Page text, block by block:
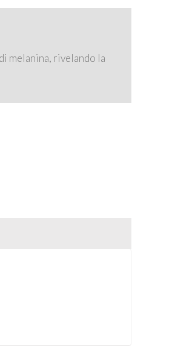
melanina, rivelando la